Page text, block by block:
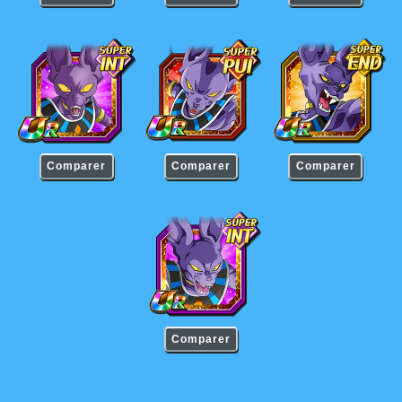
Comparer Comparer Comparer
Comparer